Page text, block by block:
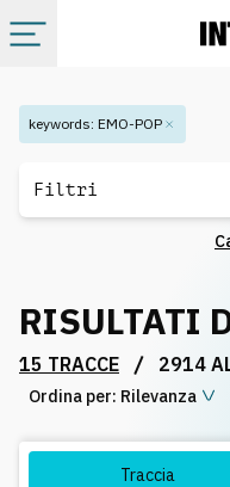
Categorie
Playlist
Licenze
keywords: EMO-POP
Filtri
RISULTATI
15 TRACCE / 2914
Ordina per: Rilevanza
Traccia